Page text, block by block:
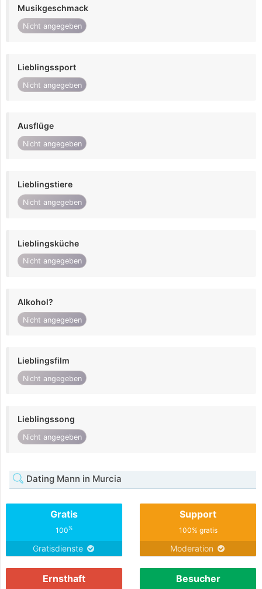
Musikgeschmack
Nicht angegeben
Lieblingssport
Nicht angegeben
Ausflüge
Nicht angegeben
Lieblingstiere
Nicht angegeben
Lieblingsküche
Nicht angegeben
Alkohol?
Nicht angegeben
Lieblingsfilm
Nicht angegeben
Lieblingssong
Nicht angegeben
Dating Mann in Murcia
Gratis
100%
Gratisdienste
Support
100% gratis
Moderation
Ernsthaft Besucher